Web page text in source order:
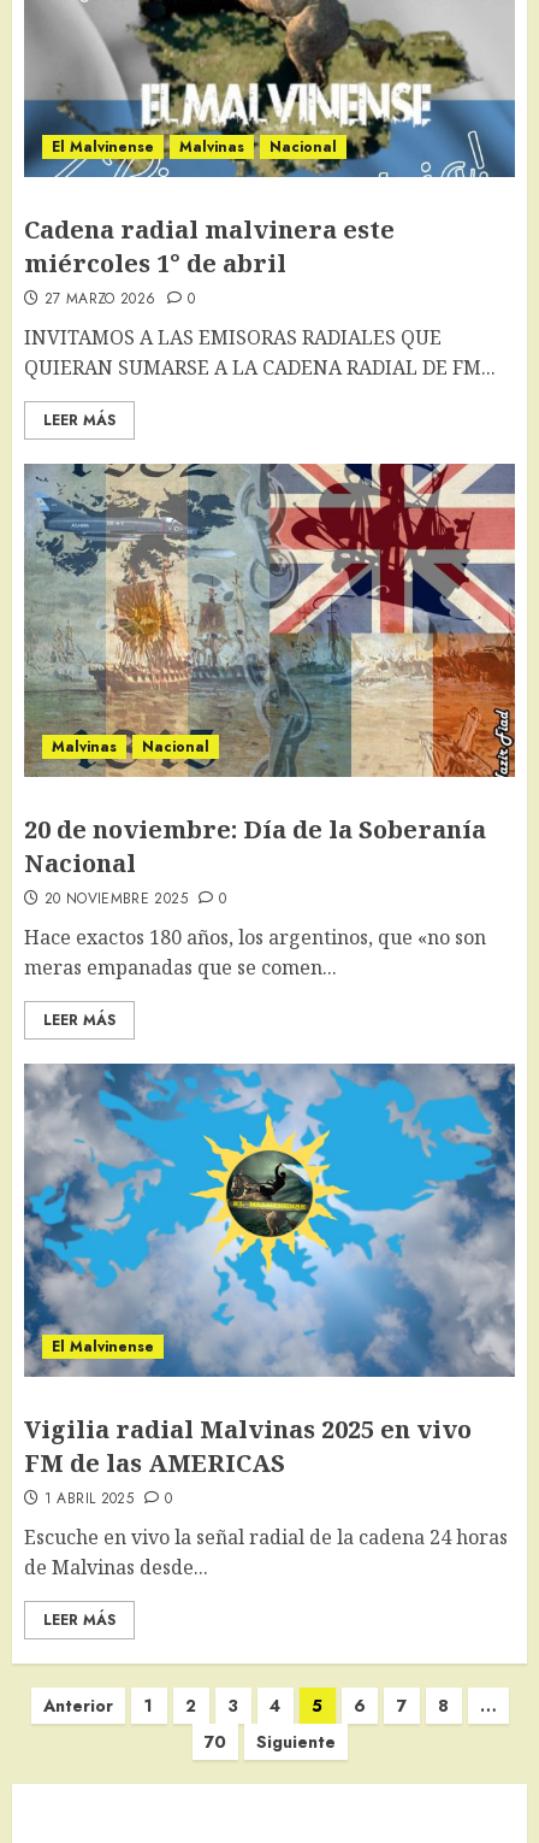
El Malvinense Malvinas Nacional
Cadena radial malvinera este
miércoles 1° de abril
27 MARZO 2026 0
INVITAMOS A LAS EMISORAS RADIALES QUE
QUIERAN SUMARSE A LA CADENA RADIAL DE FM...
LEER MÁS
Malvinas Nacional
20 de noviembre: Día de la Soberanía
Nacional
20 NOVIEMBRE 2025 0
Hace exactos 180 años, los argentinos, que «no son
meras empanadas que se comen...
LEER MÁS
El Malvinense
Vigilia radial Malvinas 2025 en vivo
FM de las AMERICAS
1 ABRIL 2025 0
Escuche en vivo la señal radial de la cadena 24 horas
de Malvinas desde...
LEER MÁS
Paginación
entradas
Anterior 1 2 3 4 5 6 7 8
…
70
Siguiente